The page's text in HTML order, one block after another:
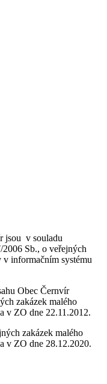
jsou v souladu
Sb., o veřejných
v informačním systému
Obec Černvír
zakázek malého
v ZO dne 22.11.2012.
zakázek malého
v ZO dne 28.12.2020.